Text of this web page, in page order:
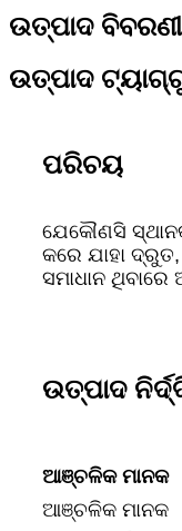
ଉତ୍ପାଦ ବିବରଣୀ
ଉତ୍ପାଦ
ପରିଚୟ
ଯେକୌଣସି
କରେ ଯାହା
ସମାଧାନ ଥିବାରେ
ଉତ୍ପାଦ
ଆଞ୍ଚଳିକ ମାନକ
ଆଞ୍ଚଳିକ ମାନକ